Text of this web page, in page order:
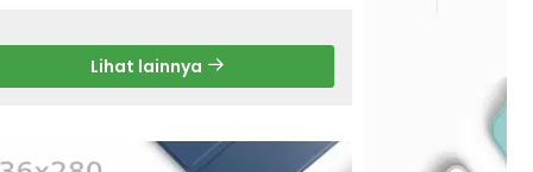
Lihat lainnya